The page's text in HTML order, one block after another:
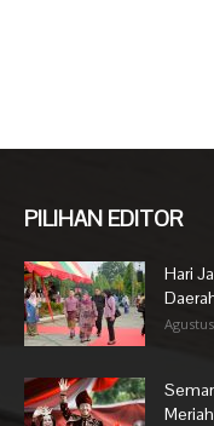
PILIHAN EDITOR
Hari